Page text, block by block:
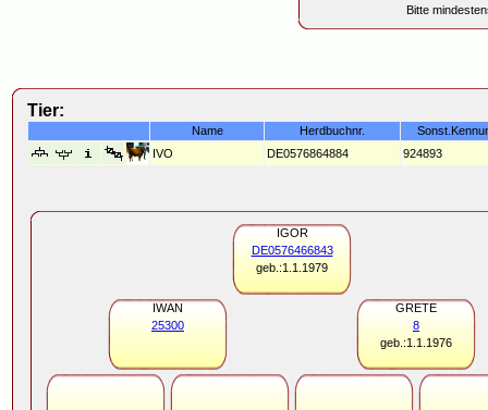
Bitte
Tier:
Name Herdbuchnr.
IVO
DE0576864884 924893
IGOR
DE0576466843
geb.:1.1.1979
IWAN
25300
GRETE
8
geb.:1.1.1976